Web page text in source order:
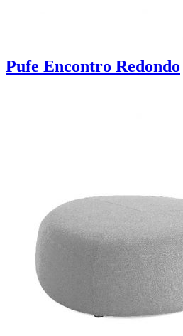
Pufe Encontro Redondo